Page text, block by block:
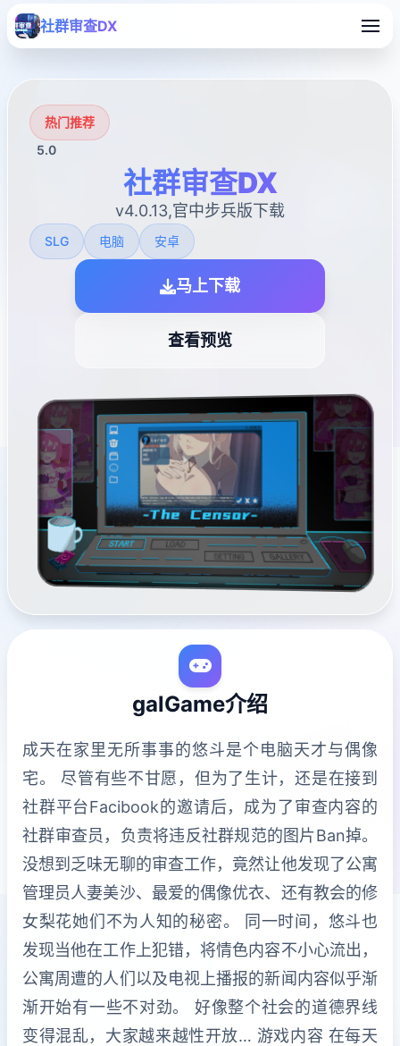
社群审查DX
热门推荐
5.0
社群审查DX
v4.0.13,官中步兵版下载
SLG 电脑 安卓
马上下载
查看预览
galGame介绍
成天在家里无所事事的悠斗是个电脑天才与偶像
宅。 尽管有些不甘愿，但为了生计，还是在接到
社群平台Facibook的邀请后，成为了审查内容的
社群审查员，负责将违反社群规范的图片Ban掉。
没想到乏味无聊的审查工作，竟然让他发现了公寓
管理员人妻美沙、最爱的偶像优衣、还有教会的修
女梨花她们不为人知的秘密。 同一时间，悠斗也
发现当他在工作上犯错，将情色内容不小心流出，
公寓周遭的人们以及电视上播报的新闻内容似乎渐
渐开始有一些不对劲。 好像整个社会的道德界线
变得混乱，大家越来越性开放… 游戏内容 在每天